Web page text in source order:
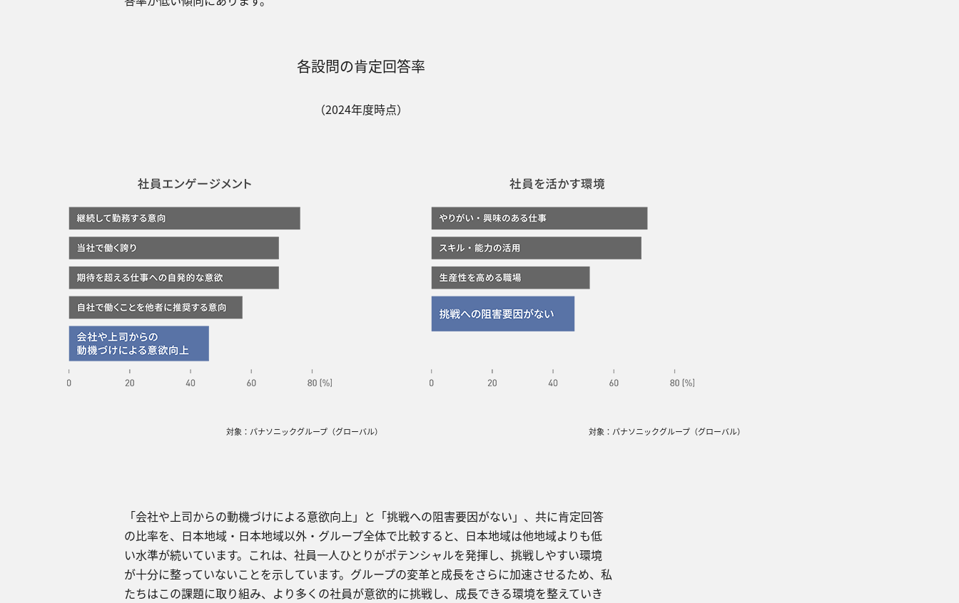
各設問の肯定回答率
（2024年度時点）
対象：パナソニックグループ（グローバル） 対象：パナソニックグループ（グローバル）
「会社や上司からの動機づけによる意欲向上」と「挑戦への阻害要因がない」、共に肯定回答
の⽐率を、⽇本地域‧⽇本地域以外‧グループ全体で⽐較すると、⽇本地域は他地域よりも低
い⽔準が続いています。これは、社員⼀⼈ひとりがポテンシャルを発揮し、挑戦しやすい環境
が⼗分に整っていないことを⽰しています。グループの変⾰と成⻑をさらに加速させるため、私
たちはこの課題に取り組み、より多くの社員が意欲的に挑戦し、成⻑できる環境を整えていき